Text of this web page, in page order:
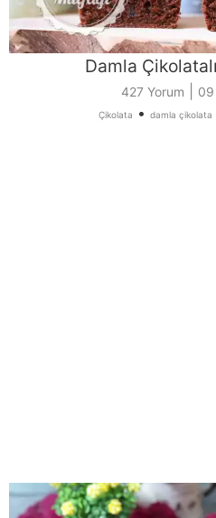
Damla
427 Yorum
Çikolata • damla çikolata